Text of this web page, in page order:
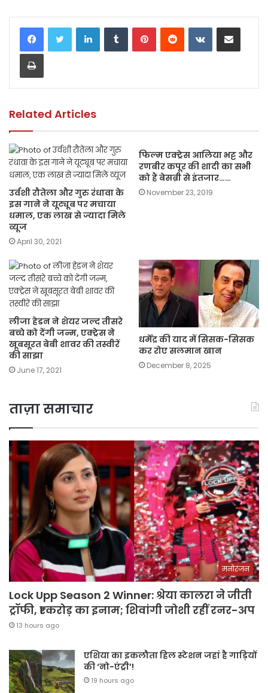
c
e
b
o
k
itt
er
a
ts
p
ai
l
p
y
n
ar
e
LinkedInTumblrPinterestReddit VKontakteShare via Email
Print
Related Articles
उर्वशी रौतेला और गुरु रंधावा के
इस गाने ने यूट्यूब पर मचाया
धमाल, एक लाख से ज्यादा मिले
व्यूज
April 30, 2021
फिल्म एक्ट्रेस आलिया भट्ट और
रणबीर कपूर की शादी का सभी
को हैं बेसब्री से इंतजार……
November 23, 2019
लीजा हेडन ने शेयर जल्द तीसरे
बच्चे को देंगी जन्म, एक्ट्रेस ने
खूबसूरत बेबी शावर की तस्वीरें
की साझा
June 17, 2021
धर्मेंद्र की याद में सिसक-सिसक
कर रोए सलमान खान
December 8, 2025
ताज़ा समाचार
मनोरंजन
Lock Upp Season 2 Winner: श्रेया कालरा ने जीती
ट्रॉफी, ₹1 करोड़ का इनाम; शिवांगी जोशी रहीं रनर-अप
13 hours ago
एशिया का इकलौता हिल स्टेशन जहां है गाड़ियों
की ‘नो-एंट्री’!
19 hours ago